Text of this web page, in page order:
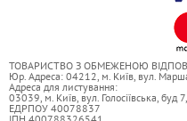
ТОВАРИСТВО З ОБМЕЖЕНОЮ
Юр. Адреса: 04212, м. Київ, вул.
Адреса для листування:
03039, м. Київ, вул. Голосіївська,
ЕДРПОУ 40078837